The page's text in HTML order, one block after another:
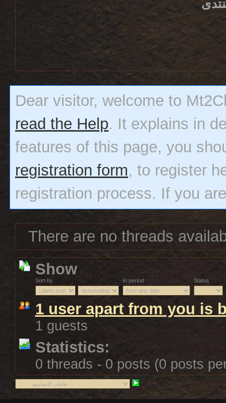
Dear visitor, welcome to
read the Help. It explains in
features of this page, you
registration form, to register
registration process. If you
There are no threads
Show
Sort by In period Status
1 user apart from you is
1 guests
Statistics:
0 threads - 0 posts (0 posts